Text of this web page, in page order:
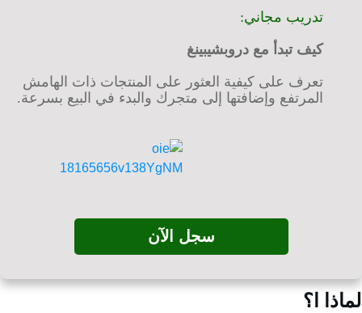
تدريب مجاني:
كيف تبدأ مع دروبشيبينغ
تعرف على كيفية العثور على المنتجات ذات الهامش
المرتفع وإضافتها إلى متجرك والبدء في البيع بسرعة.
سجل الآن
ا؟